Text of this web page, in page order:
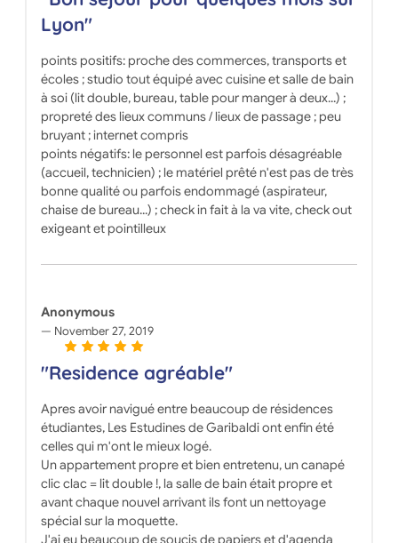
Lyon"
points positifs: proche des commerces, transports et
écoles ; studio tout équipé avec cuisine et salle de bain
à soi (lit double, bureau, table pour manger à deux...) ;
propreté des lieux communs / lieux de passage ; peu
bruyant ; internet compris
points négatifs: le personnel est parfois désagréable
(accueil, technicien) ; le matériel prêté n'est pas de très
bonne qualité ou parfois endommagé (aspirateur,
chaise de bureau...) ; check in fait à la va vite, check out
exigeant et pointilleux
Anonymous
November 27, 2019
"Residence agréable"
Apres avoir navigué entre beaucoup de résidences
étudiantes, Les Estudines de Garibaldi ont enfin été
celles qui m'ont le mieux logé.
Un appartement propre et bien entretenu, un canapé
clic clac = lit double !, la salle de bain était propre et
avant chaque nouvel arrivant ils font un nettoyage
spécial sur la moquette.
J'ai eu beaucoup de soucis de papiers et d'agenda